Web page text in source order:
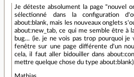
Je déteste absolument la page "nouvel
sélectionné dans la configuration
about:blank, mais les nouveaux onglets
about:new_tab, ce qui me semble être à
bug… (ie. je ne vois pas trop pourquoi je
fenêtre sur une page différente d'un
cela, il faut aller bidouiller dans
mettre quelque chose du type about:blank).